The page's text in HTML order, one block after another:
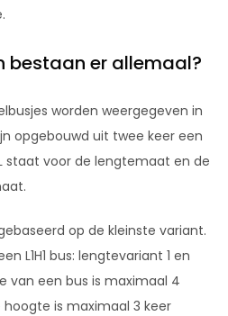
bestaan er allemaal?
worden weergegeven in
opgebouwd uit twee keer een
staat voor de lengtemaat en de
op de kleinste variant.
L1H1 bus: lengtevariant 1 en
van een bus is maximaal 4
is maximaal 3 keer